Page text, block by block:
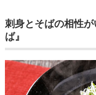
刺身とそばの相性
ば』